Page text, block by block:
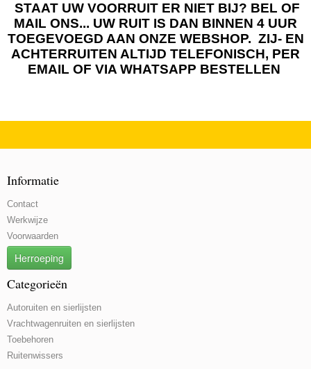
STAAT UW VOORRUIT ER NIET BIJ? BEL OF
MAIL ONS... UW RUIT IS DAN BINNEN 4 UUR
TOEGEVOEGD AAN ONZE WEBSHOP. ZIJ- EN
ACHTERRUITEN ALTIJD TELEFONISCH, PER
EMAIL OF VIA WHATSAPP BESTELLEN
Informatie
Contact
Werkwijze
Voorwaarden
Herroeping
Categorieën
Autoruiten en sierlijsten
Vrachtwagenruiten en sierlijsten
Toebehoren
Ruitenwissers